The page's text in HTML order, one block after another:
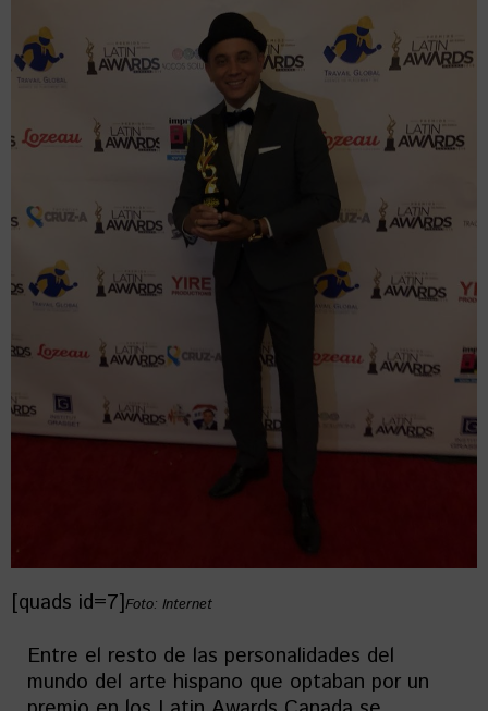
[quads id=7]Foto: Internet
Entre el resto de las personalidades del
mundo del arte hispano que optaban por un